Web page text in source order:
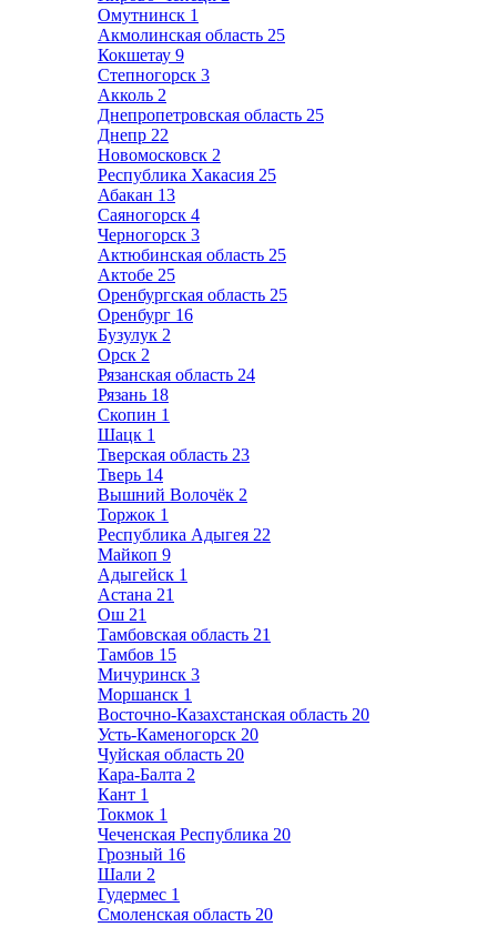
Омутнинск 1
Акмолинская область 25
Кокшетау 9
Степногорск 3
Акколь 2
Днепропетровская область 25
Днепр 22
Новомосковск 2
Республика Хакасия 25
Абакан 13
Саяногорск 4
Черногорск 3
Актюбинская область 25
Актобе 25
Оренбургская область 25
Оренбург 16
Бузулук 2
Орск 2
Рязанская область 24
Рязань 18
Скопин 1
Шацк 1
Тверская область 23
Тверь 14
Вышний Волочёк 2
Торжок 1
Республика Адыгея 22
Майкоп 9
Адыгейск 1
Астана 21
Ош 21
Тамбовская область 21
Тамбов 15
Мичуринск 3
Моршанск 1
Восточно-Казахстанская область 20
Усть-Каменогорск 20
Чуйская область 20
Кара-Балта 2
Кант 1
Токмок 1
Чеченская Республика 20
Грозный 16
Шали 2
Гудермес 1
Смоленская область 20